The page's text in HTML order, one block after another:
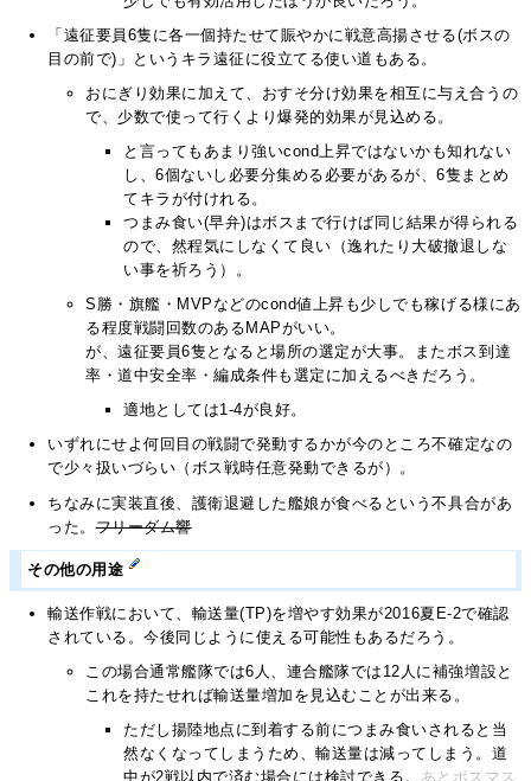
「遠征要員6隻に各一個持たせて賑やかに戦意高揚させる(ボスの
目の前で)」というキラ遠征に役立てる使い道もある。
おにぎり効果に加えて、おすそ分け効果を相互に与え合うの
で、少数で使って行くより爆発的効果が見込める。
と言ってもあまり強いcond上昇ではないかも知れない
し、6個ないし必要分集める必要があるが、6隻まとめ
てキラが付けれる。
つまみ食い(早弁)はボスまで行けば同じ結果が得られる
ので、然程気にしなくて良い（逸れたり大破撤退しな
い事を祈ろう）。
S勝・旗艦・MVPなどのcond値上昇も少しでも稼げる様にあ
る程度戦闘回数のあるMAPがいい。
が、遠征要員6隻となると場所の選定が大事。またボス到達
率・道中安全率・編成条件も選定に加えるべきだろう。
適地としては1-4が良好。
いずれにせよ何回目の戦闘で発動するかが今のところ不確定なの
で少々扱いづらい（ボス戦時任意発動できるが）。
ちなみに実装直後、護衛退避した艦娘が食べるという不具合があ
った。フリーダム響
その他の用途
輸送作戦において、輸送量(TP)を増やす効果が2016夏E-2で確認
されている。今後同じように使える可能性もあるだろう。
この場合通常艦隊では6人、連合艦隊では12人に補強増設と
これを持たせれば輸送量増加を見込むことが出来る。
ただし揚陸地点に到着する前につまみ食いされると当
然なくなってしまうため、輸送量は減ってしまう。道
中が2戦以内で済む場合には検討できる。 あとボスマス